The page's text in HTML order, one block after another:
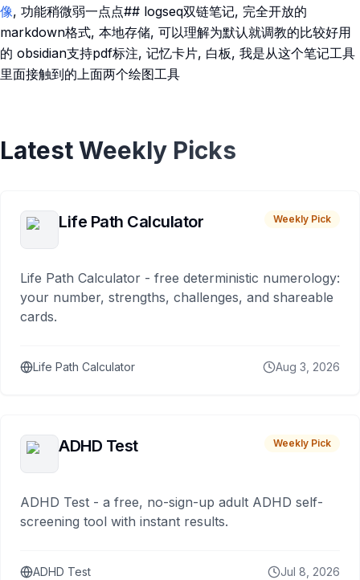
像, 功能稍微弱一点点## logseq双链笔记, 完全开放的
markdown格式, 本地存储, 可以理解为默认就调教的比较好用
的 obsidian支持pdf标注, 记忆卡片, 白板, 我是从这个笔记工具
里面接触到的上面两个绘图工具
Latest Weekly Picks
Life Path Calculator Weekly Pick
Life Path Calculator - free deterministic numerology:
your number, strengths, challenges, and shareable
cards.
Life Path Calculator Aug 3, 2026
ADHD Test Weekly Pick
ADHD Test - a free, no-sign-up adult ADHD self-
screening tool with instant results.
ADHD Test Jul 8, 2026